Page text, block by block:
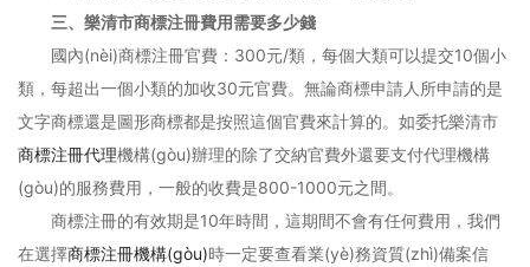
三、樂清市商標注冊費用需要多少錢
國內(nèi)商標注冊官費：300元/類，每個大類可以提交10個小
類，每超出一個小類的加收30元官費。無論商標申請人所申請的是
文字商標還是圖形商標都是按照這個官費來計算的。如委托樂清市
商標注冊代理機構(gòu)辦理的除了交納官費外還要支付代理機構
(gòu)的服務費用，一般的收費是800-1000元之間。
商標注冊的有效期是10年時間，這期間不會有任何費用，我們
在選擇商標注冊機構(gòu)時一定要查看業(yè)務資質(zhì)備案信